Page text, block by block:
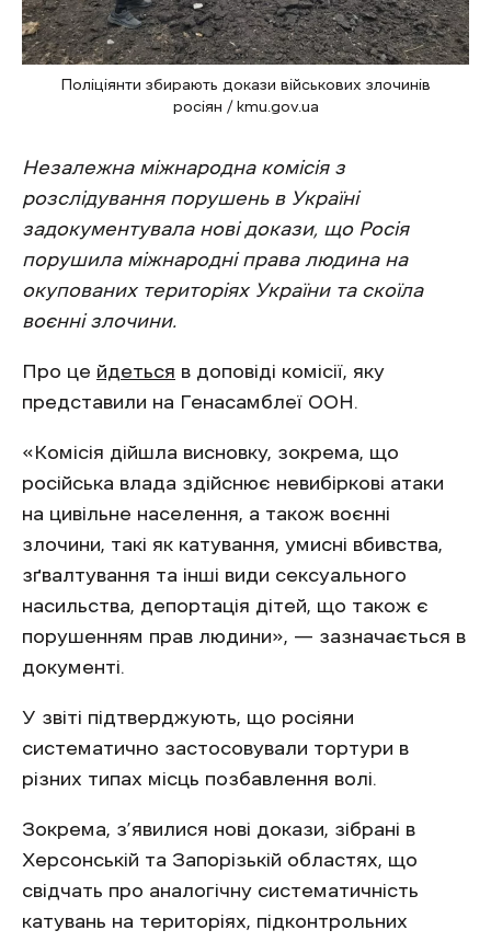
Поліціянти збирають докази військових злочинів
росіян / kmu.gov.ua
Незалежна міжнародна комісія з
розслідування порушень в Україні
задокументувала нові докази, що Росія
порушила міжнародні права людина на
окупованих територіях України та скоїла
воєнні злочини.
Про це йдеться в доповіді комісії, яку
представили на Генасамблеї ООН.
«Комісія дійшла висновку, зокрема, що
російська влада здійснює невибіркові атаки
на цивільне населення, а також воєнні
злочини, такі як катування, умисні вбивства,
зґвалтування та інші види сексуального
насильства, депортація дітей, що також є
порушенням прав людини», — зазначається в
документі.
У звіті підтверджують, що росіяни
систематично застосовували тортури в
різних типах місць позбавлення волі.
Зокрема, з’явилися нові докази, зібрані в
Херсонській та Запорізькій областях, що
свідчать про аналогічну систематичність
катувань на територіях, підконтрольних